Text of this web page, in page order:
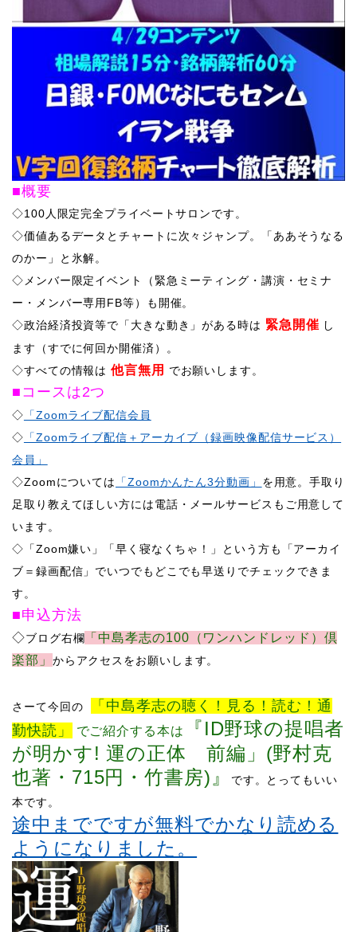
■概要
◇100人限定完全プライベートサロンです。
◇価値あるデータとチャートに次々ジャンプ。「ああそうなる
のかー」と氷解。
◇メンバー限定イベント（緊急ミーティング・講演・セミナ
ー・メンバー専用FB等）も開催。
​◇政治経済投資等で「大きな動き」がある時は 緊急開催 し
ます（すでに何回か開催済）。
◇すべての情報は他言無用 でお願いします。
■コースは2つ
◇ 「Zoomライブ配信会員
◇ 「Zoomライブ配信＋アーカイブ（録画映像配信サービス）
会員」
◇Zoomについては
「Zoomかんたん3分動画」 を用意。手取り
足取り教えてほしい方には電話・メールサービスもご用意して
います。
​◇「Zoom嫌い」「早く寝なくちゃ！」という方も「アーカイ
ブ＝録画配信」でいつでもどこでも早送りでチェックできま
す。
■申込方法
​◇ブログ右欄
「中島孝志の100（ワンハンドレッド）倶
楽部」 からアクセスをお願いします。
さーて今回の
「中島孝志の聴く！見る！読む！通
勤快読」
でご紹介する本は 『ID野球の提唱者
が明かす! 運の正体 前編」(野村克
也著・715円・竹書房) 』 です。 とってもいい
本です。
途中までですが無料でかなり読める
ようになりました。